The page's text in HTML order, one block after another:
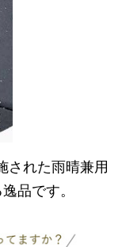
された雨晴兼用
品です。